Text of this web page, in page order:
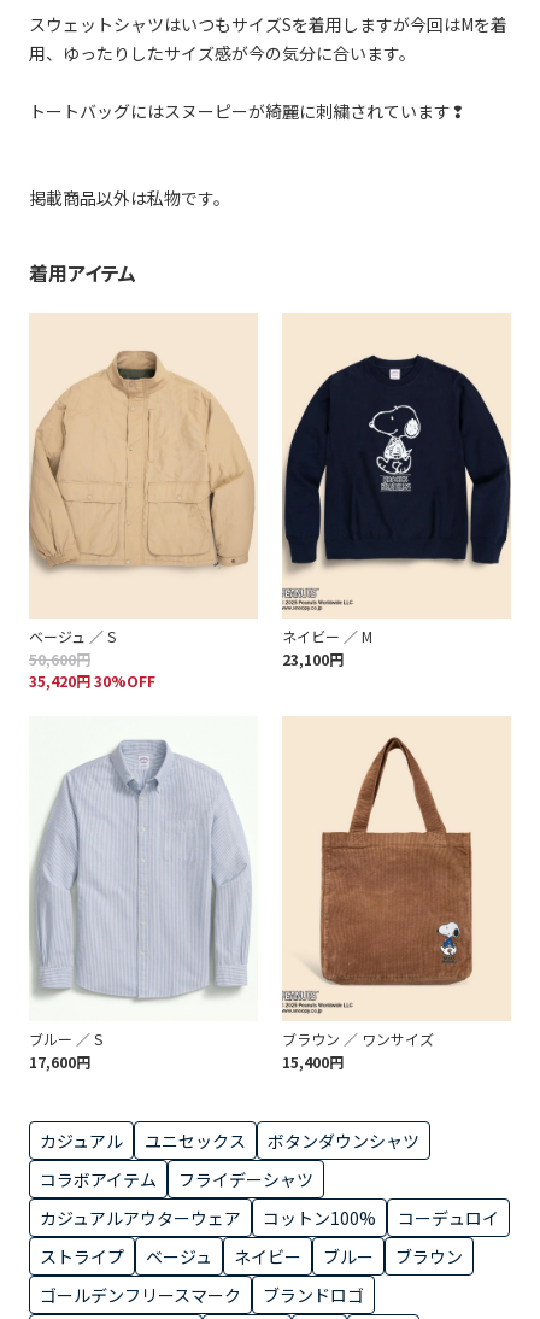
スウェットシャツはいつもサイズSを着用しますが今回はMを着
用、ゆったりしたサイズ感が今の気分に合います。
トートバッグにはスヌーピーが綺麗に刺繍されています❢
掲載商品以外は私物です。
着用アイテム
ベージュ ／ S
50,600円
35,420円 30%OFF
ネイビー ／ M
23,100円
ブルー ／ S
17,600円
ブラウン ／ ワンサイズ
15,400円
カジュアル ユニセックス
ボタンダウンシャツ
コラボアイテム
フライデーシャツ
カジュアルアウターウェア
コットン100%
コーデュロイ
ストライプ
ベージュ ネイビー ブルー
ブラウン
ゴールデンフリースマーク
ブランドロゴ